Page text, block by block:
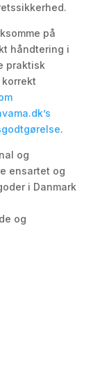
på
håndtering i
praktisk
.
og
ensartet og
i Danmark
og